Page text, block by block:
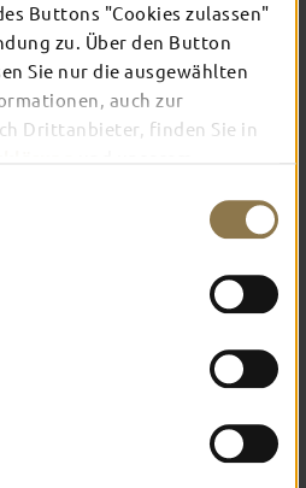
Buttons "Cookies zulassen"
zu. Über den Button
Sie nur die ausgewählten
auch zur
Drittanbieter, finden Sie in
immer etwas los: Ob
Stadtführung oder
aktuelle Veranstaltungen
um Fulda.